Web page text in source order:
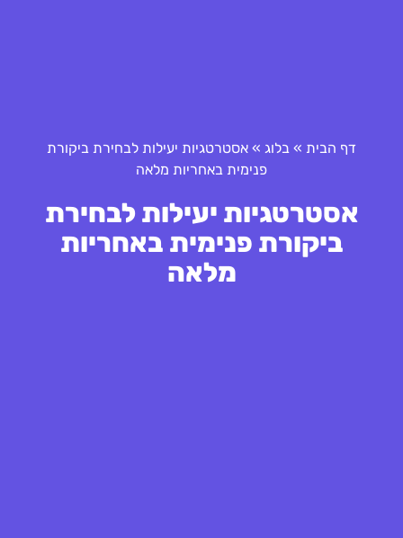
דף הבית » בלוג » אסטרטגיות יעילות לבחירת ביקורת
פנימית באחריות מלאה
אסטרטגיות יעילות לבחירת
ביקורת פנימית באחריות
מלאה